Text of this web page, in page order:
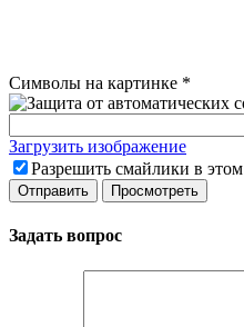
Символы на картинке *
Загрузить изображение
Разрешить смайлики в
Задать вопрос